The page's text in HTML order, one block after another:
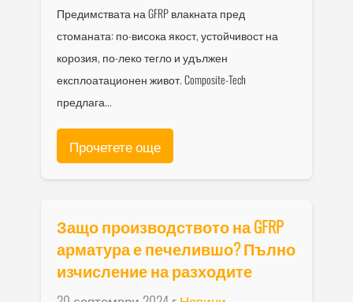
Предимствата на GFRP влакната пред
стоманата: по-висока якост, устойчивост на
корозия, по-леко тегло и удължен
експлоатационен живот. Composite-Tech
предлага...
Прочетете още
Защо производството на GFRP
арматура е печелившо? Пълно
изчисление на разходите